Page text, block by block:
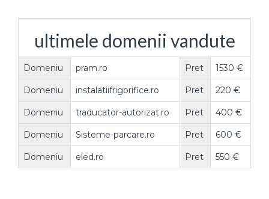
ultimele domenii vandute
Domeniu pram.ro Pret 1530 €
Domeniu instalatiifrigorifice.ro Pret 220 €
Domeniu traducator-autorizat.ro Pret 400 €
Domeniu Sisteme-parcare.ro Pret 600 €
Domeniu eled.ro Pret 550 €